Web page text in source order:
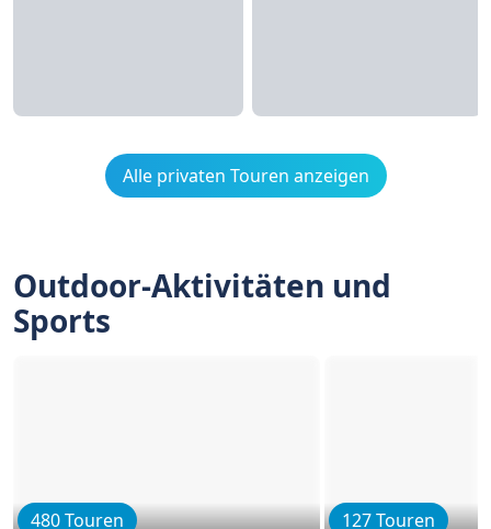
Alle privaten Touren anzeigen
Outdoor-Aktivitäten und
Sports
480 Touren 127 Touren